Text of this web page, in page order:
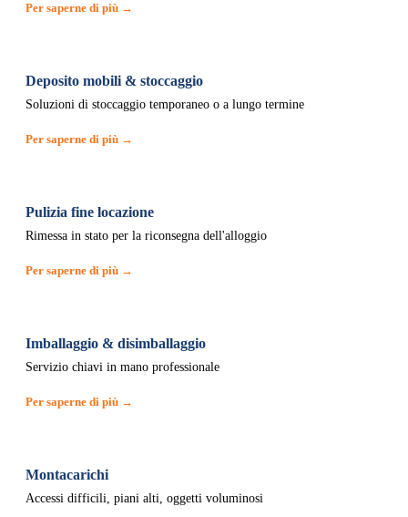
Per saperne di più →
Deposito mobili & stoccaggio
Soluzioni di stoccaggio temporaneo o a lungo termine
Per saperne di più →
Pulizia fine locazione
Rimessa in stato per la riconsegna dell'alloggio
Per saperne di più →
Imballaggio & disimballaggio
Servizio chiavi in mano professionale
Per saperne di più →
Montacarichi
Accessi difficili, piani alti, oggetti voluminosi